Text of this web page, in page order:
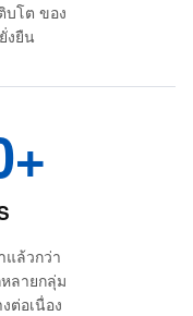
บโต ของ
งยืน
แล้วกว่า
ลายกลุ่ม
ต่อเนื่อง